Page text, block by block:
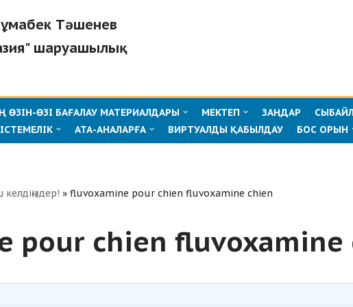
Тәшенев
шаруашылық
ӨЗІ БАҒАЛАУ МАТЕРИАЛДАРЫ МЕКТЕП ЗАҢДАР
АТА-АНАЛАРҒА ВИРТУАЛДЫ ҚАБЫЛДАУ БОС ОРЫН
келдіңіздер! » fluvoxamine pour chien fluvoxamine chien
pour chien fluvoxamine